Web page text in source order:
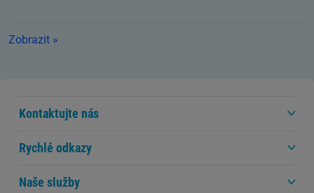
Zobrazit »
Kontaktujte nás
Rychlé odkazy
Naše služby